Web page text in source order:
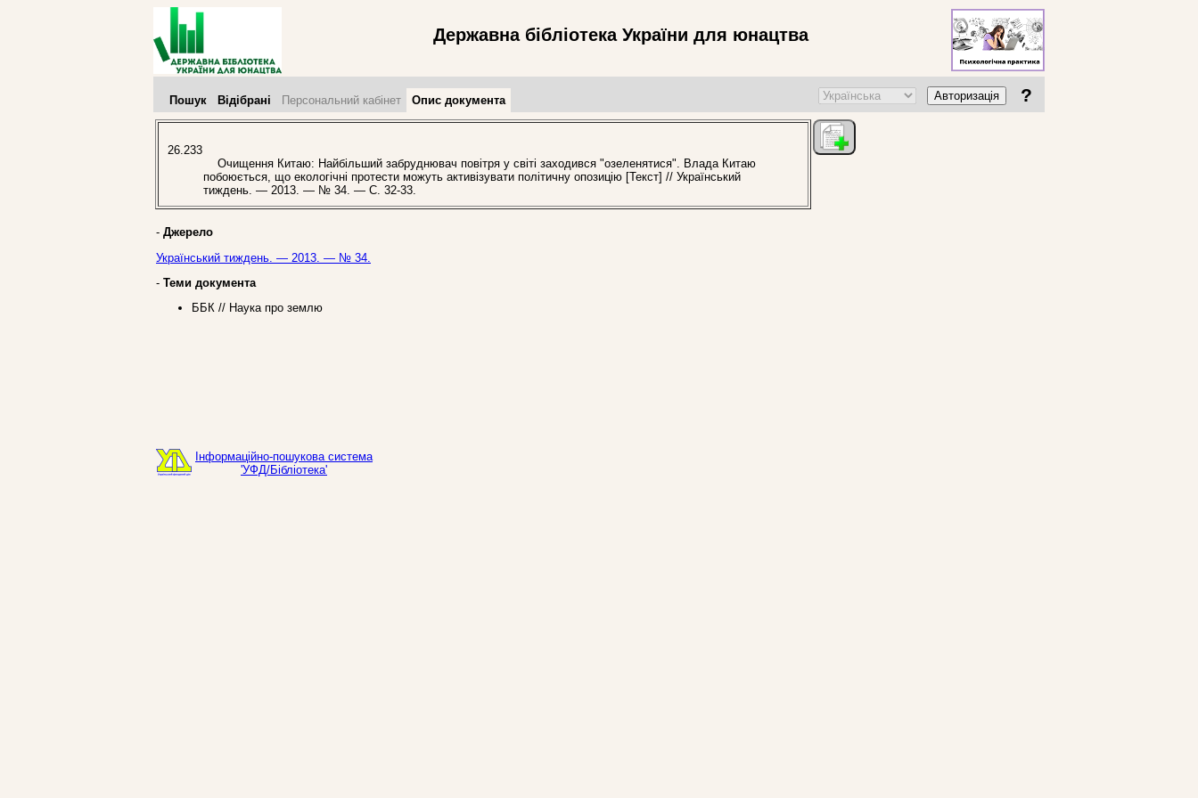
Державна бібліотека України для юнацтва
Пошук Відібрані Персональний кабінет Опис документа Авторизація ?
26.233
Очищення Китаю: Найбільший забруднювач повітря у світі заходився "озеленятися". Влада Китаю
побоюється, що екологічні протести можуть активізувати політичну опозицію [Текст] // Український
тиждень. — 2013. — № 34. — С. 32-33.
- Джерело
Український тиждень. — 2013. — № 34.
- Теми документа
ББК // Наука про землю
Інформаційно-пошукова система
'УФД/Бібліотека'